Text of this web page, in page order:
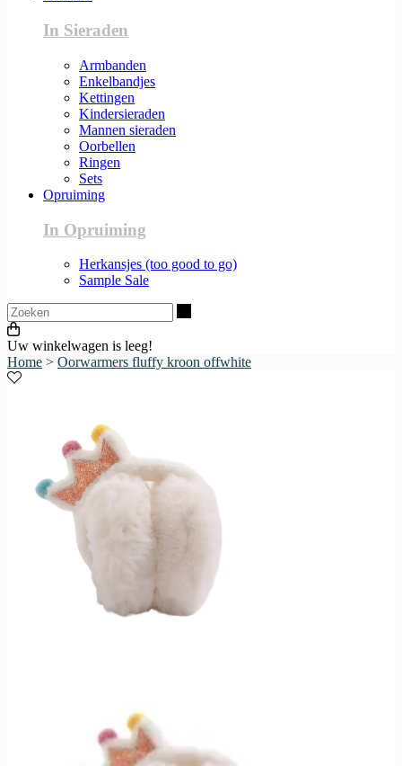
In Sieraden
Armbanden
Enkelbandjes
Kettingen
Kindersieraden
Mannen sieraden
Oorbellen
Ringen
Sets
Opruiming
In Opruiming
Herkansjes (too good to go)
Sample Sale
Uw winkelwagen is leeg!
Home > Oorwarmers fluffy kroon offwhite